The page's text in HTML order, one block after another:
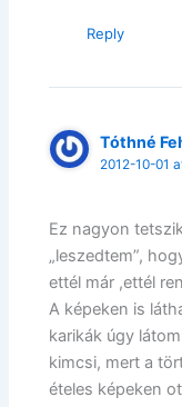
Reply
Tóthné
2012-10-01
Ez nagyon
„leszedtem”,
ettél már ,ettél
A képeken is
karikák úgy
kimcsi, mert a
ételes képeken